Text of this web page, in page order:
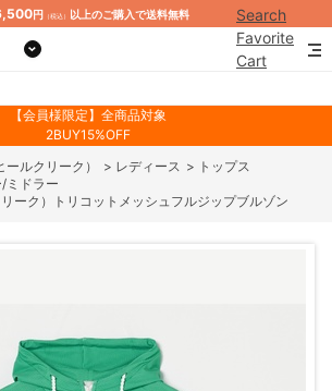
円 （税込） 以上のご購入で送料無料
Search
Favorite
Cart
【会員様限定】全商品対象
2BUY15%OFF
ルクリーク） > レディース > トップス
ミドラー
ーク）トリコットメッシュフルジップブルゾン